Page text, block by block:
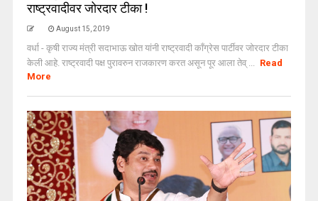
राष्ट्रवादीवर जोरदार टीका !
August 15, 2019
वर्धा - कृषी राज्य मंत्री सदाभाऊ खोत यांनी राष्ट्रवादी काँग्रेस पार्टीवर जोरदार टीका
केली आहे. राष्ट्रवादी पक्ष पुरावरुन राजकारण करत असून पूर आला तेव् ... Read
More